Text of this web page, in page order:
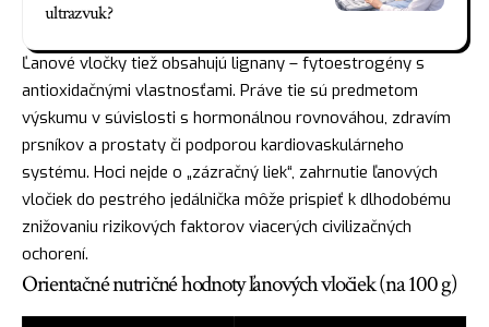
ultrazvuk?
Ľanové vločky tiež obsahujú lignany – fytoestrogény s
antioxidačnými vlastnosťami. Práve tie sú predmetom
výskumu v súvislosti s hormonálnou rovnováhou, zdravím
prsníkov a prostaty či podporou kardiovaskulárneho
systému. Hoci nejde o „zázračný liek“, zahrnutie ľanových
vločiek do pestrého jedálnička môže prispieť k dlhodobému
znižovaniu rizikových faktorov viacerých civilizačných
ochorení.
Orientačné nutričné hodnoty ľanových vločiek (na 100 g)